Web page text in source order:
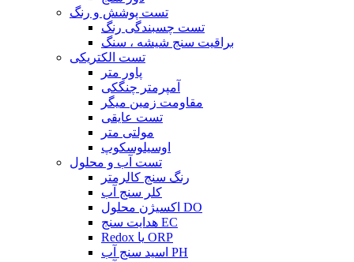
تست پوشش و رنگ
تست چسبندگی رنگ
براقیت سنج شیشه ، سنگ
تست الکتریکی
پاور متر
آمپرمتر چنگکی
مقاومت زمین میگر
تست عایقی
مولتی متر
اوسیلوسکوپ
تست آب و محلول
رنگ سنج کالرمتر
کلر سنج آب
اکسیژن محلول DO
هدایت سنج EC
Redox یا ORP
اسید سنج آب PH